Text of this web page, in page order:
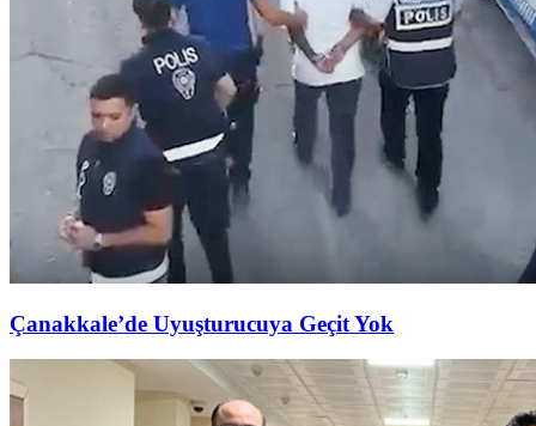
Çanakkale’de Uyuşturucuya Geçit Yok